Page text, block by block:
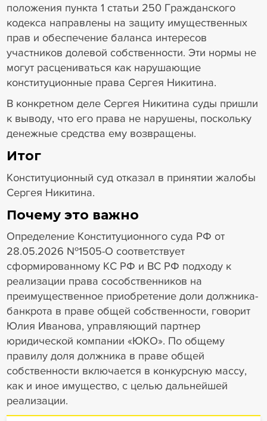
положения пункта 1 статьи 250 Гражданского
кодекса направлены на защиту имущественных
прав и обеспечение баланса интересов
участников долевой собственности. Эти нормы не
могут расцениваться как нарушающие
конституционные права Сергея Никитина.
В конкретном деле Сергея Никитина суды пришли
к выводу, что его права не нарушены, поскольку
денежные средства ему возвращены.
Итог
Конституционный суд отказал в принятии жалобы
Сергея Никитина.
Почему это важно
Определение Конституционного суда РФ от
28.05.2026 №1505-О соответствует
сформированному КС РФ и ВС РФ подходу к
реализации права сособственников на
преимущественное приобретение доли должника-
банкрота в праве общей собственности, говорит
Юлия Иванова, управляющий партнер
юридической компании «ЮКО». По общему
правилу доля должника в праве общей
собственности включается в конкурсную массу,
как и иное имущество, с целью дальнейшей
реализации.